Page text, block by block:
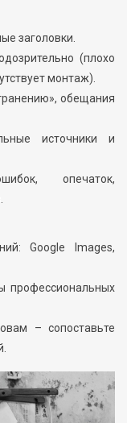
заголовки.
(плохо
монтаж).
обещания
источники и
опечаток,
Google Images,
профессиональных
– сопоставьте